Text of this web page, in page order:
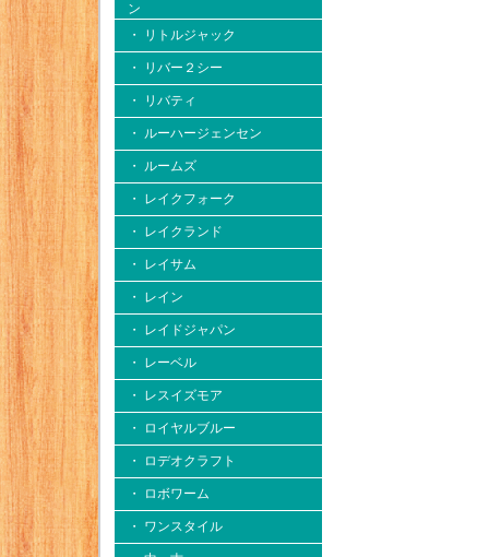
ン
・ リトルジャック
・ リバー２シー
・ リバティ
・ ルーハージェンセン
・ ルームズ
・ レイクフォーク
・ レイクランド
・ レイサム
・ レイン
・ レイドジャパン
・ レーベル
・ レスイズモア
・ ロイヤルブルー
・ ロデオクラフト
・ ロボワーム
・ ワンスタイル